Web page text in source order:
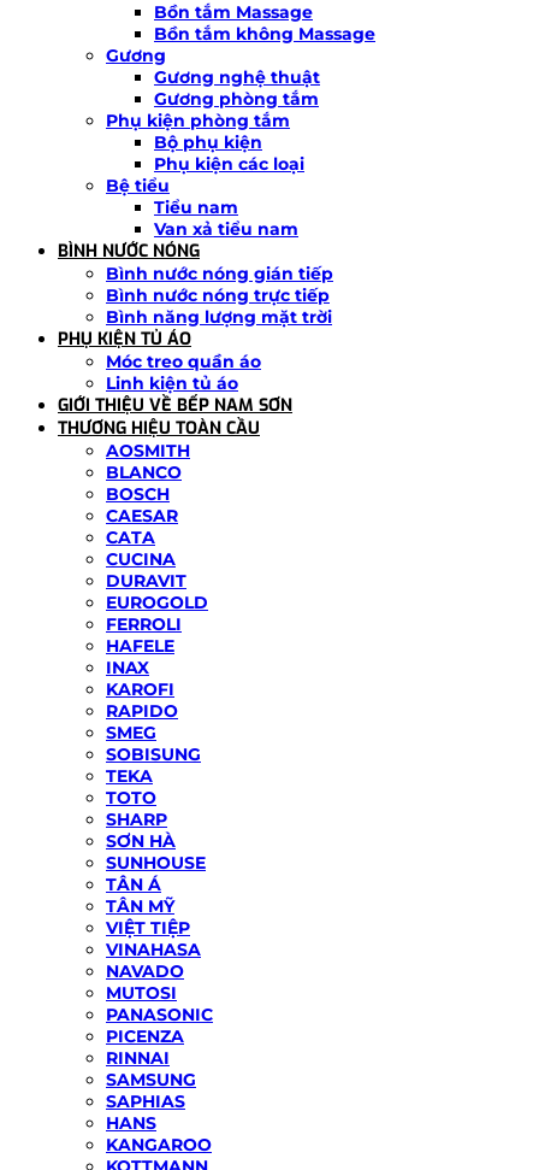
Bồn tắm Massage
Bồn tắm không Massage
Gương
Gương nghệ thuật
Gương phòng tắm
Phụ kiện phòng tắm
Bộ phụ kiện
Phụ kiện các loại
Bệ tiểu
Tiểu nam
Van xả tiểu nam
BÌNH NƯỚC NÓNG
Bình nước nóng gián tiếp
Bình nước nóng trực tiếp
Bình năng lượng mặt trời
PHỤ KIỆN TỦ ÁO
Móc treo quần áo
Linh kiện tủ áo
GIỚI THIỆU VỀ BẾP NAM SƠN
THƯƠNG HIỆU TOÀN CẦU
AOSMITH
BLANCO
BOSCH
CAESAR
CATA
CUCINA
DURAVIT
EUROGOLD
FERROLI
HAFELE
INAX
KAROFI
RAPIDO
SMEG
SOBISUNG
TEKA
TOTO
SHARP
SƠN HÀ
SUNHOUSE
TÂN Á
TÂN MỸ
VIỆT TIỆP
VINAHASA
NAVADO
MUTOSI
PANASONIC
PICENZA
RINNAI
SAMSUNG
SAPHIAS
HANS
KANGAROO